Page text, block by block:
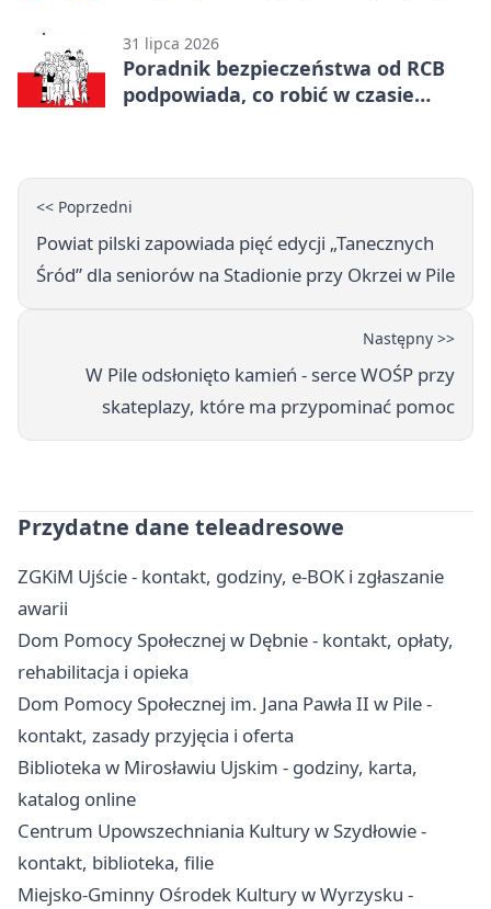
31 lipca 2026
Poradnik bezpieczeństwa od RCB
podpowiada, co robić w czasie
<< Poprzedni
Powiat pilski zapowiada pięć edycji „Tanecznych
Śród” dla seniorów na Stadionie przy Okrzei w Pile
Następny >>
W Pile odsłonięto kamień - serce WOŚP przy
skateplazy, które ma przypominać pomoc
Przydatne dane teleadresowe
ZGKiM Ujście - kontakt, godziny, e-BOK i zgłaszanie
awarii
Dom Pomocy Społecznej w Dębnie - kontakt, opłaty,
rehabilitacja i opieka
Dom Pomocy Społecznej im. Jana Pawła II w Pile -
kontakt, zasady przyjęcia i oferta
Biblioteka w Mirosławiu Ujskim - godziny, karta,
katalog online
Centrum Upowszechniania Kultury w Szydłowie -
kontakt, biblioteka, filie
Miejsko-Gminny Ośrodek Kultury w Wyrzysku -